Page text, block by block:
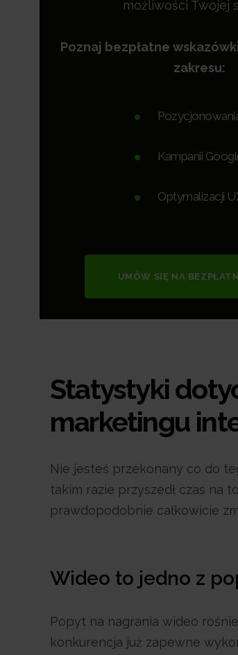
możliwości Twojej
Poznaj bezpłatne
zakresu:
Kampanii
Optymalizacji
UMÓW SIĘ NA
Statystyki
marketingu
Nie jesteś przekonany co do
takim razie przyszedł czas na
prawdopodobnie całkowicie
Wideo to jedno z
Popyt na nagrania wideo
konkurencja już zapewne